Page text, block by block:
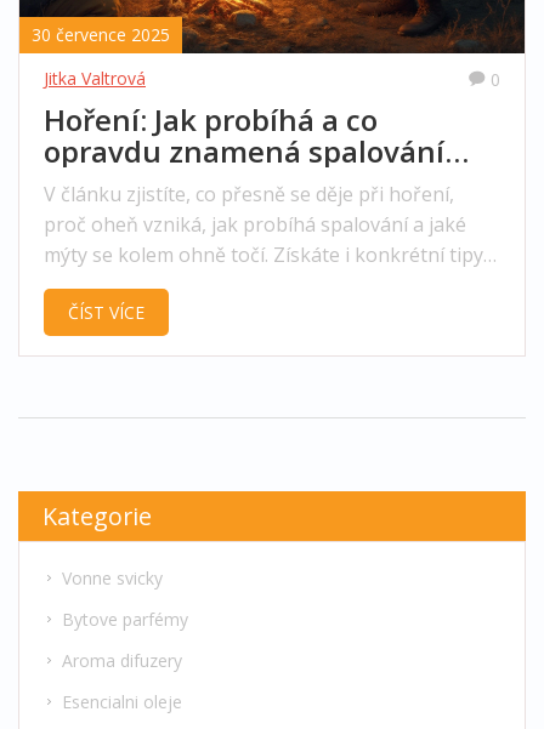
30 července 2025
Jitka Valtrová
0
Hoření: Jak probíhá a co
opravdu znamená spalování
látek
V článku zjistíte, co přesně se děje při hoření,
proč oheň vzniká, jak probíhá spalování a jaké
mýty se kolem ohně točí. Získáte i konkrétní tipy
na bezpečné zacházení s ohněm.
ČÍST VÍCE
Kategorie
Vonne svicky
Bytove parfémy
Aroma difuzery
Esencialni oleje